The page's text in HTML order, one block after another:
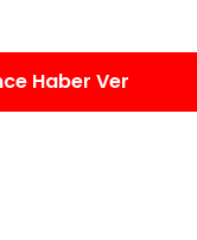
Haber Ver